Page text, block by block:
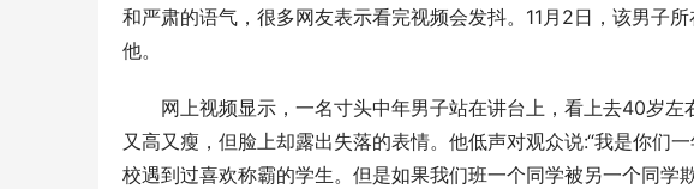
和严肃的语气，很多网友表示看完视频会发抖。11月2日，该男子
他。
网上视频显示，一名寸头中年男子站在讲台上，看上去40岁
又高又瘦，但脸上却露出失落的表情。他低声对观众说:“我是你们
校遇到过喜欢称霸的学生。但是如果我们班一个同学被另一个同学